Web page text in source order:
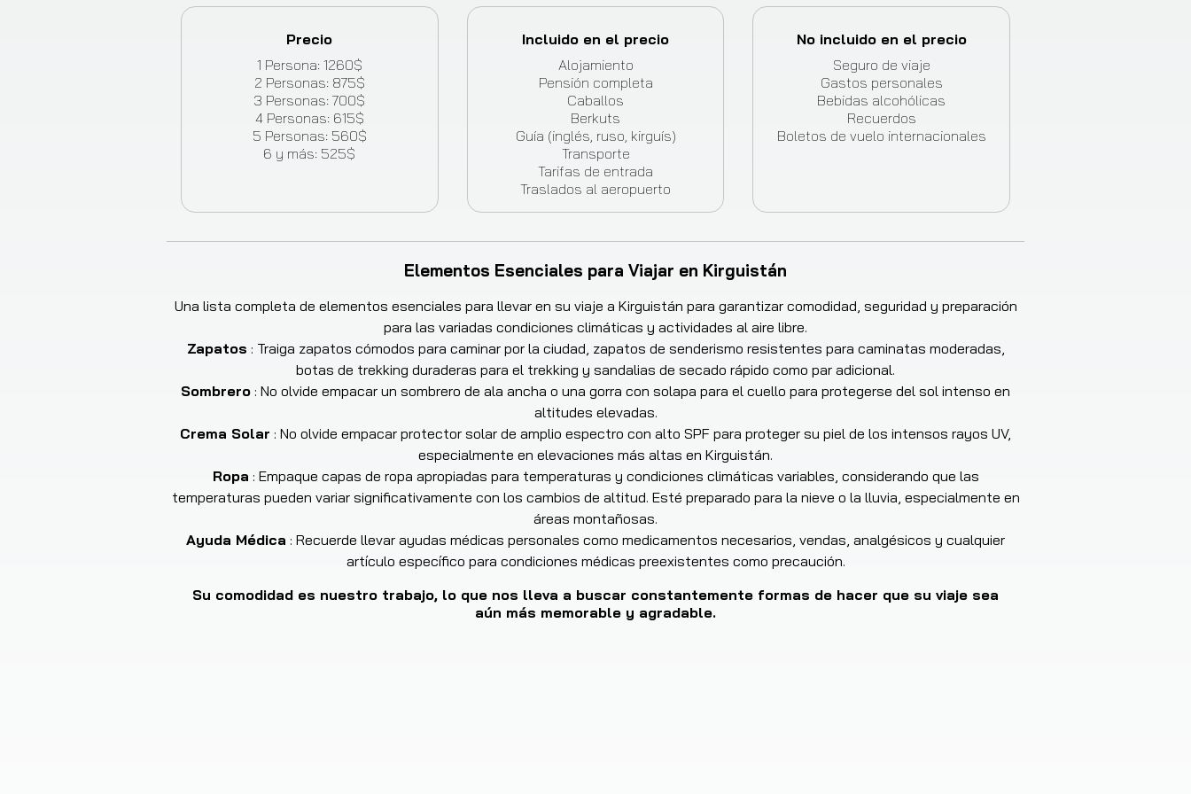
Precio
1 Persona: 1260$
2 Personas: 875$
3 Personas:700$
4 Personas: 615$
5 Personas: 560$
6 y más: 525$
Incluido en el precio
Alojamiento
Pensión completa
Caballos
Berkuts
Guía (inglés, ruso, kirguís)
Transporte
Tarifas de entrada
Traslados al aeropuerto
No incluido en el precio
Seguro de viaje
Gastos personales
Bebidas alcohólicas
Recuerdos
Boletos de vuelo internacionales
Elementos Esenciales para Viajar en Kirguistán
Una lista completa de elementos esenciales para llevar en su viaje a Kirguistán para garantizar comodidad, seguridad y preparación
para las variadas condiciones climáticas y actividades al aire libre.
Zapatos : Traiga zapatos cómodos para caminar por la ciudad, zapatos de senderismo resistentes para caminatas moderadas,
botas de trekking duraderas para el trekking y sandalias de secado rápido como par adicional.
Sombrero : No olvide empacar un sombrero de ala ancha o una gorra con solapa para el cuello para protegerse del sol intenso en
altitudes elevadas.
Crema Solar : No olvide empacar protector solar de amplio espectro con alto SPF para proteger su piel de los intensos rayos UV,
especialmente en elevaciones más altas en Kirguistán.
Ropa : Empaque capas de ropa apropiadas para temperaturas y condiciones climáticas variables, considerando que las
temperaturas pueden variar significativamente con los cambios de altitud. Esté preparado para la nieve o la lluvia, especialmente en
áreas montañosas.
Ayuda Médica : Recuerde llevar ayudas médicas personales como medicamentos necesarios, vendas, analgésicos y cualquier
artículo específico para condiciones médicas preexistentes como precaución.
Su comodidad es nuestro trabajo, lo que nos lleva a buscar constantemente formas de hacer que su viaje sea
aún más memorable y agradable.